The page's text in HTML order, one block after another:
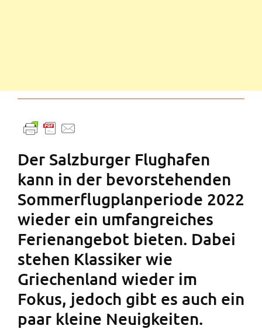
Der Salzburger Flughafen
kann in der bevorstehenden
Sommerflugplanperiode 2022
wieder ein umfangreiches
Ferienangebot bieten. Dabei
stehen Klassiker wie
Griechenland wieder im
Fokus, jedoch gibt es auch ein
paar kleine Neuigkeiten.